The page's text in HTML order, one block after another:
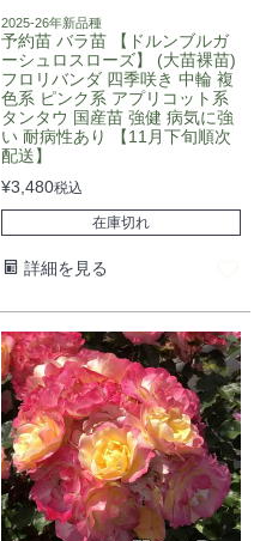
2025-26年新品種
予約苗 バラ苗 【ドルンブルガ
ーシュロスローズ】 (大苗裸苗)
フロリバンダ 四季咲き 中輪 複
色系 ピンク系 アプリコット系
タンタウ 国産苗 強健 病気に強
い 耐病性あり 【11月下旬順次
配送】
¥3,480税込
在庫切れ
詳細を見る